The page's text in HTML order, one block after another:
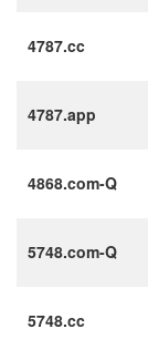
4787.cc
4787.app
4868.com-Q
5748.com-Q
5748.cc